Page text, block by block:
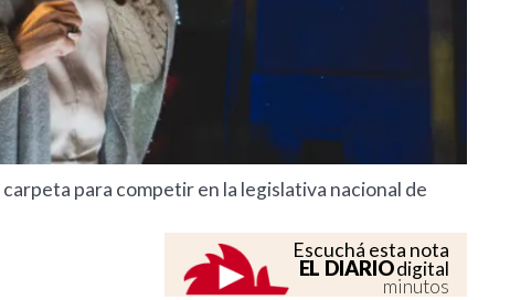
para competir en la legislativa nacional de
Escuchá esta nota
EL DIARIOdigital
minutos